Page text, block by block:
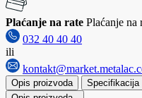
Plaćanje na rate Plaćanje na
032 40 40 40
ili
Opis proizvoda
Specifikacija